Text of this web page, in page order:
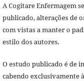
A Cogitare Enfermagem
publicado, alterações de
com vistas a manter o
estilo dos autores.
O estudo publicado é de
cabendo exclusivamente à